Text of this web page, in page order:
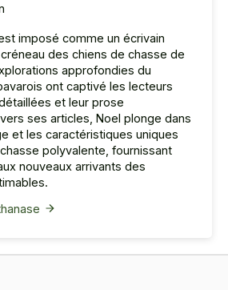
imposé comme un écrivain
des chiens de chasse de
approfondies du
ont captivé les lecteurs
et leur prose
ses articles, Noel plonge dans
et les caractéristiques uniques
polyvalente, fournissant
nouveaux arrivants des